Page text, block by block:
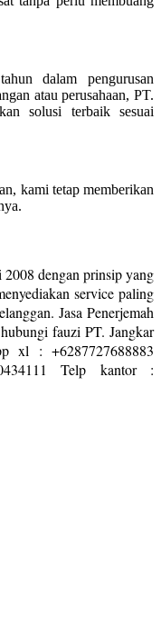
dalam pengurusan
atau perusahaan, PT.
solusi terbaik sesuai
kami tetap memberikan
dengan prinsip yang
service paling
Jasa Penerjemah
fauzi PT. Jangkar
xl : +6287727688883
Telp kantor :